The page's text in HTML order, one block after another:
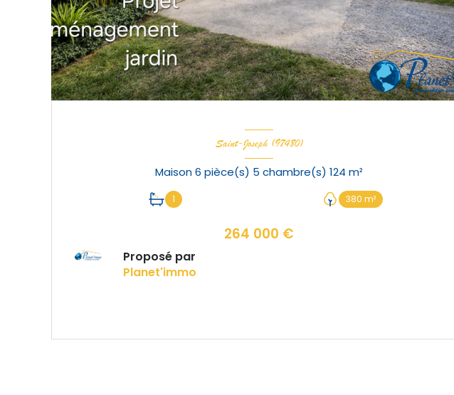
Saint-Joseph (97480)
Maison 6 pièce(s) 5 chambre(s) 124 m²
1 380 m²
264 000 €
Proposé par
Planet'immo